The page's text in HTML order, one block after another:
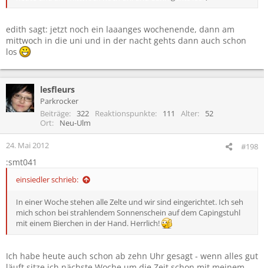
edith sagt: jetzt noch ein laaanges wochenende, dann am
mittwoch in die uni und in der nacht gehts dann auch schon
los
lesfleurs
Parkrocker
Beiträge
322 Reaktionspunkte 111 Alter
52
Ort
Neu-Ulm
24. Mai 2012 #198
:smt041
einsiedler schrieb:
In einer Woche stehen alle Zelte und wir sind eingerichtet. Ich seh
mich schon bei strahlendem Sonnenschein auf dem Capingstuhl
mit einem Bierchen in der Hand. Herrlich!
Ich habe heute auch schon ab zehn Uhr gesagt - wenn alles gut